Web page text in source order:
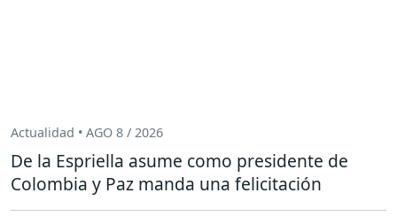
Actualidad • AGO 8 / 2026
De la Espriella asume como presidente de
Colombia y Paz manda una felicitación